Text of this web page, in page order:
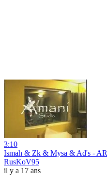
3:10
Ismah & Zk & Mysa & Ad's -
RusKoV95
il y a 17 ans